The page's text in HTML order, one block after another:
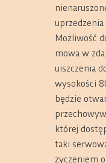
uprzedzenia
Możliwość
mowa w
uiszczenia
wysokości
będzie
której
taki
życzeniem